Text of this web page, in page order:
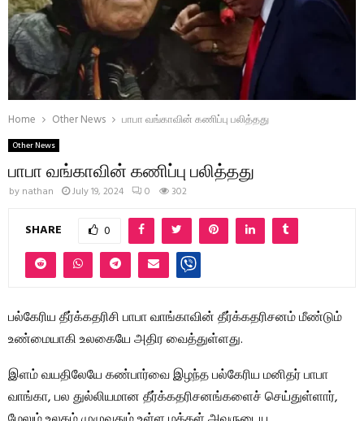
Home Other News பாபா வங்காவின் கணிப்பு பலித்தது
Other News
பாபா வங்காவின் கணிப்பு பலித்தது
by nathan July 19, 2024 0 302
SHARE 0
பல்கேரிய தீர்க்கதரிசி பாபா வாங்காவின் தீர்க்கதரிசனம் மீண்டும்
உண்மையாகி உலகையே அதிர வைத்துள்ளது.
இளம் வயதிலேயே கண்பார்வை இழந்த பல்கேரிய மனிதர் பாபா
வாங்கா, பல துல்லியமான தீர்க்கதரிசனங்களைச் செய்துள்ளார்,